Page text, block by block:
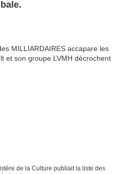
de la Culture publiait la liste des